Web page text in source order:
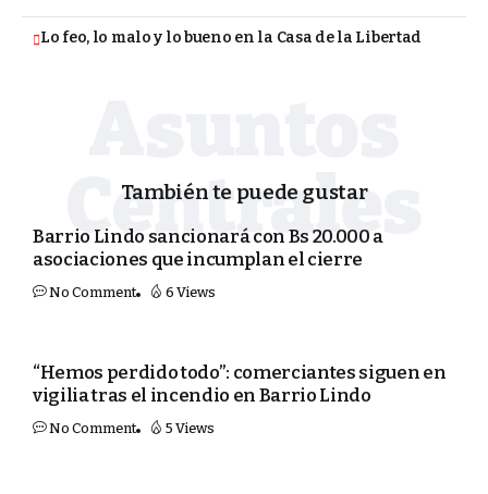
Lo feo, lo malo y lo bueno en la Casa de la Libertad
También te puede gustar
Barrio Lindo sancionará con Bs 20.000 a
asociaciones que incumplan el cierre
No Comment 6 Views
“Hemos perdido todo”: comerciantes siguen en
vigilia tras el incendio en Barrio Lindo
No Comment 5 Views